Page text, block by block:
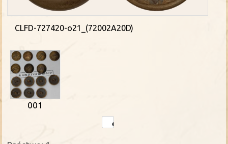
CLFD-727420-o21_(72002A20D)
001